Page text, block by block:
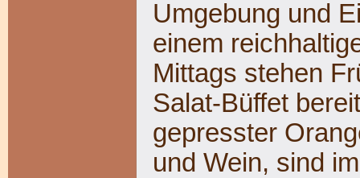
Umgebung und
einem
Mittags stehen
Salat-Büffet
gepresster
und Wein, sind